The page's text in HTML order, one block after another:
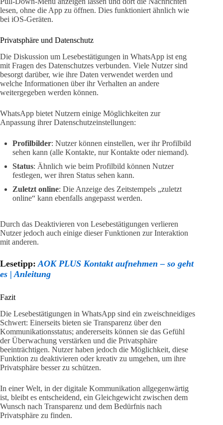
lesen, ohne die App zu öffnen. Dies funktioniert ähnlich wie
bei iOS-Geräten.
Privatsphäre und Datenschutz
Die Diskussion um Lesebestätigungen in WhatsApp ist eng
mit Fragen des Datenschutzes verbunden. Viele Nutzer sind
besorgt darüber, wie ihre Daten verwendet werden und
welche Informationen über ihr Verhalten an andere
weitergegeben werden können.
WhatsApp bietet Nutzern einige Möglichkeiten zur
Anpassung ihrer Datenschutzeinstellungen:
Profilbilder: Nutzer können einstellen, wer ihr Profilbild
sehen kann (alle Kontakte, nur Kontakte oder niemand).
Status: Ähnlich wie beim Profilbild können Nutzer
festlegen, wer ihren Status sehen kann.
Zuletzt online: Die Anzeige des Zeitstempels „zuletzt
online“ kann ebenfalls angepasst werden.
Durch das Deaktivieren von Lesebestätigungen verlieren
Nutzer jedoch auch einige dieser Funktionen zur Interaktion
mit anderen.
Lesetipp: AOK PLUS Kontakt aufnehmen – so geht
es | Anleitung
Fazit
Die Lesebestätigungen in WhatsApp sind ein zweischneidiges
Schwert: Einerseits bieten sie Transparenz über den
Kommunikationsstatus; andererseits können sie das Gefühl
der Überwachung verstärken und die Privatsphäre
beeinträchtigen. Nutzer haben jedoch die Möglichkeit, diese
Funktion zu deaktivieren oder kreativ zu umgehen, um ihre
Privatsphäre besser zu schützen.
In einer Welt, in der digitale Kommunikation allgegenwärtig
ist, bleibt es entscheidend, ein Gleichgewicht zwischen dem
Wunsch nach Transparenz und dem Bedürfnis nach
Privatsphäre zu finden.